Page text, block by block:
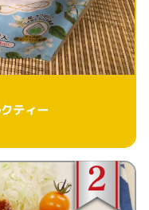
ティー